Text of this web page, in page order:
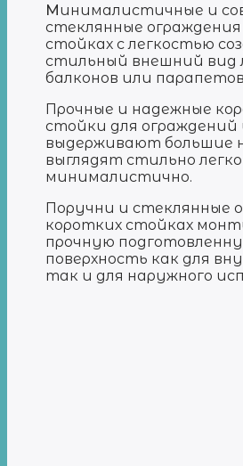
Минималистичные и
стеклянные
стойках с легкостью
стильный внешний вид
балконов или
Прочные и надежные
стойки для ограждений
выдерживают большие
выглядят стильно
минималистично.
Поручни и стеклянные
коротких стойках
прочную
поверхность как для
так и для наружного